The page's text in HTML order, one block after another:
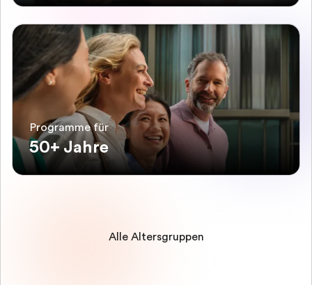
Programme für
50+ Jahre
Alle Altersgruppen